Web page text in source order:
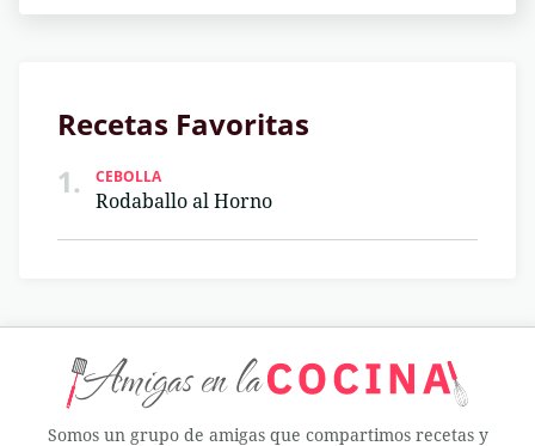
Recetas Favoritas
1.
CEBOLLA
Rodaballo al Horno
Somos un grupo de amigas que compartimos recetas y